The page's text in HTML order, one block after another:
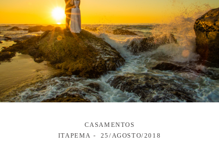
CASAMENTOS
ITAPEMA
25/AGOSTO/2018